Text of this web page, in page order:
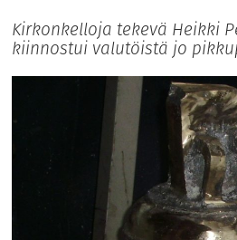
Tule mukaan
Hautausmaa
Yhteystiedot
Kirkonkelloja tekevä Heikki
kiinnostui valutöistä jo